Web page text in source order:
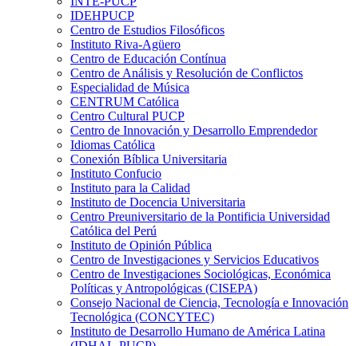
IDEHPUCP
Centro de Estudios Filosóficos
Instituto Riva-Agüero
Centro de Educación Contínua
Centro de Análisis y Resolución de Conflictos
Especialidad de Música
CENTRUM Católica
Centro Cultural PUCP
Centro de Innovación y Desarrollo Emprendedor
Idiomas Católica
Conexión Bíblica Universitaria
Instituto Confucio
Instituto para la Calidad
Instituto de Docencia Universitaria
Centro Preuniversitario de la Pontificia Universidad
Católica del Perú
Instituto de Opinión Pública
Centro de Investigaciones y Servicios Educativos
Centro de Investigaciones Sociológicas, Económica
Políticas y Antropológicas (CISEPA)
Consejo Nacional de Ciencia, Tecnología e Innovación
Tecnológica (CONCYTEC)
Instituto de Desarrollo Humano de América Latina